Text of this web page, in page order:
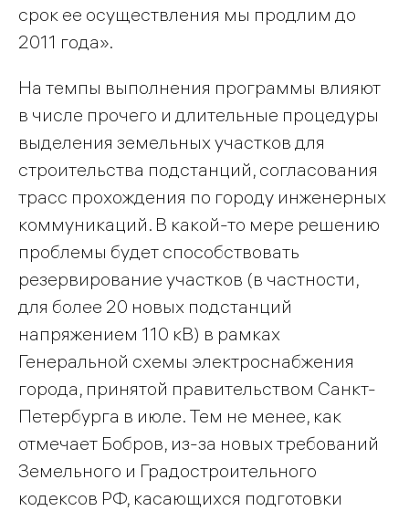
срок ее осуществления мы продлим до
2011 года».
На темпы выполнения программы влияют
в числе прочего и длительные процедуры
выделения земельных участков для
строительства подстанций, согласования
трасс прохождения по городу инженерных
коммуникаций. В какой-то мере решению
проблемы будет способствовать
резервирование участков (в частности,
для более 20 новых подстанций
напряжением 110 кВ) в рамках
Генеральной схемы электроснабжения
города, принятой правительством Санкт-
Петербурга в июле. Тем не менее, как
отмечает Бобров, из-за новых требований
Земельного и Градостроительного
кодексов РФ, касающихся подготовки